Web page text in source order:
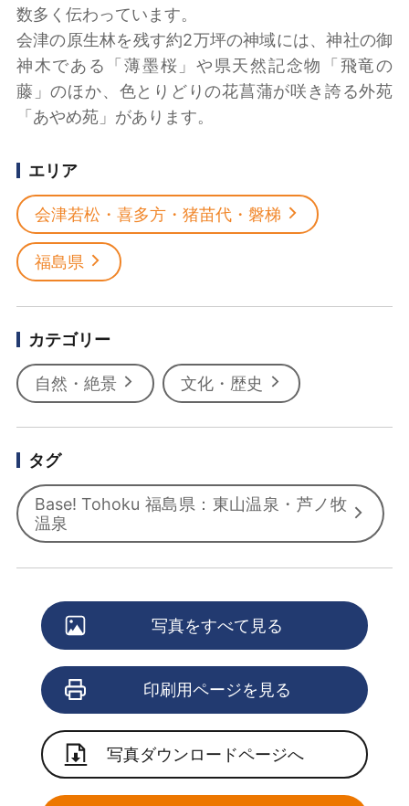
数多く伝わっています。
会津の原生林を残す約2万坪の神域には、神社の御
神木である「薄墨桜」や県天然記念物「飛竜の
藤」のほか、色とりどりの花菖蒲が咲き誇る外苑
「あやめ苑」があります。
エリア
会津若松・喜多方・猪苗代・磐梯
福島県
カテゴリー
自然・絶景 文化・歴史
タグ
Base! Tohoku 福島県：東山温泉・芦ノ牧
温泉
写真をすべて見る
印刷用ページを見る
写真ダウンロードページへ